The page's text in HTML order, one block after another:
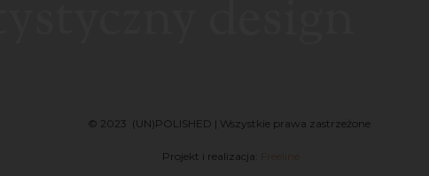
© 2023 (UN)POLISHED | Wszystkie prawa zastrzeżone
Projekt i realizacja: